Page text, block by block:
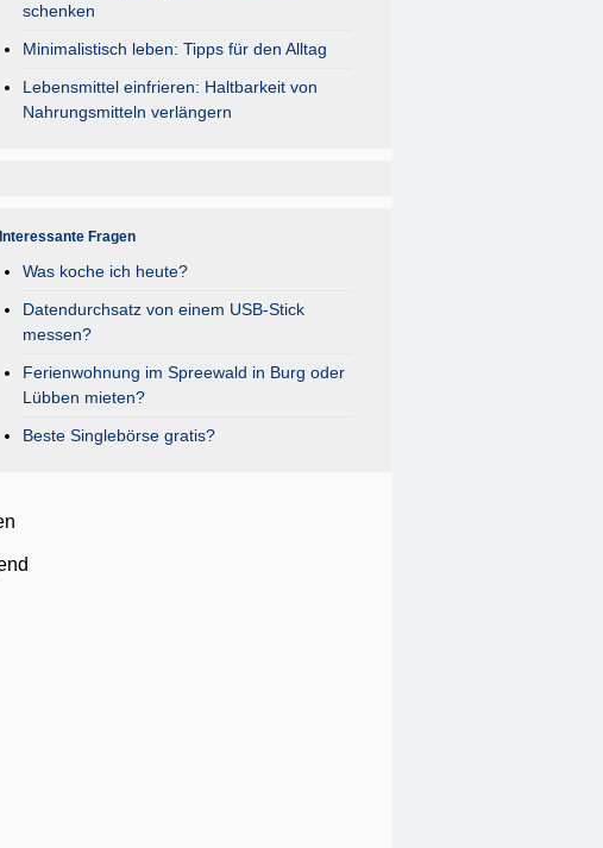
schenken
Minimalistisch leben: Tipps für den Alltag
Lebensmittel einfrieren: Haltbarkeit von
Nahrungsmitteln verlängern
Interessante Fragen
Was koche ich heute?
Datendurchsatz von einem USB-Stick
messen?
Ferienwohnung im Spreewald in Burg oder
Lübben mieten?
Beste Singlebörse gratis?